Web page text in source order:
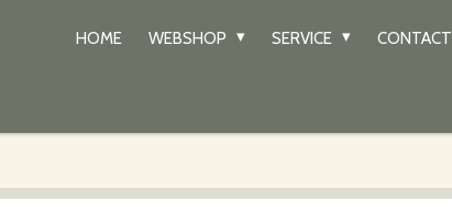
HOME WEBSHOP SERVICE CONTACT